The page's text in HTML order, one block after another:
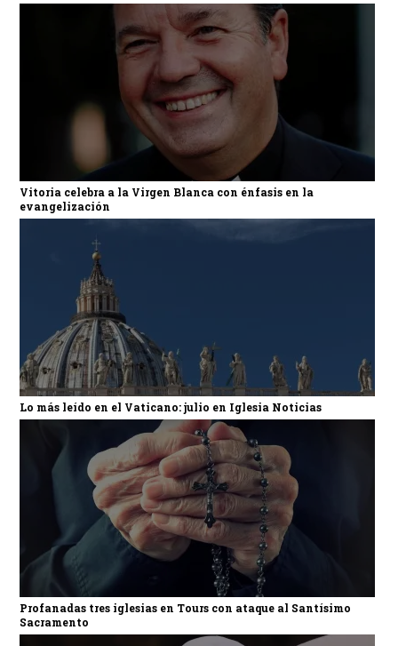
Vitoria celebra a la Virgen Blanca con énfasis en la
evangelización
Lo más leído en el Vaticano: julio en Iglesia Noticias
Profanadas tres iglesias en Tours con ataque al Santísimo
Sacramento